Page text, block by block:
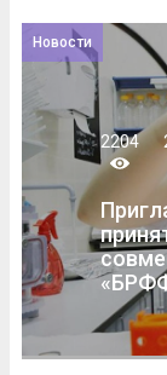
Новости
2204